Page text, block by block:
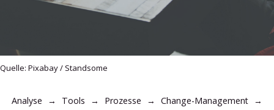
Quelle: Pixabay / Standsome
Analyse → Tools → Prozesse → Change-Management →